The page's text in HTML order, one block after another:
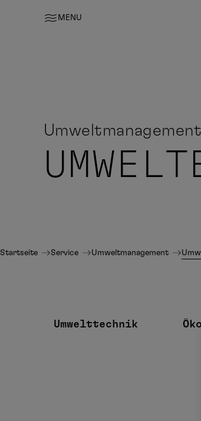
MENU
Umweltmanagement
Startseite Service Umweltmanagement
Umwelttechnik